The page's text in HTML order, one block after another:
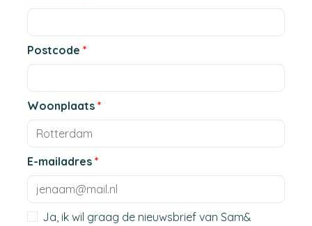
Postcode *
Woonplaats *
E-mailadres *
Ja, ik wil graag de nieuwsbrief van Sam&